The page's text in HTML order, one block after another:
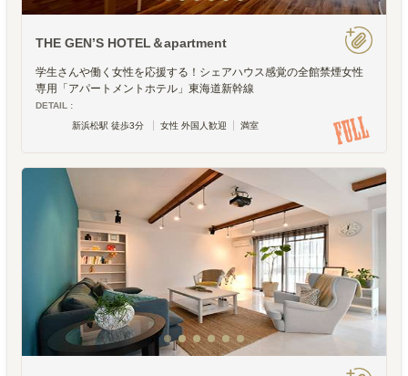
THE GEN’S HOTEL＆apartment
学生さんや働く女性を応援する！シェアハウス感覚の全館禁煙女性
専用「アパートメントホテル」東海道新幹線
DETAIL :
新浜松駅 徒歩3分
女性 外国人歓迎 満室